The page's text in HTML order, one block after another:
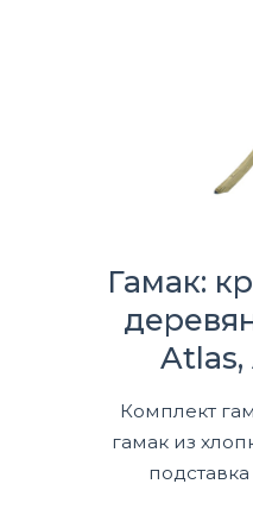
Гамак:
Atlas,
Комплект
гамак из